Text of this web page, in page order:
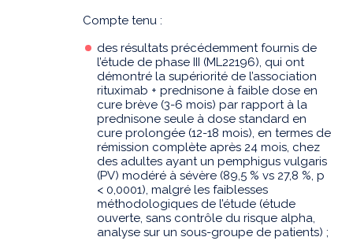
Compte tenu :
des résultats précédemment fournis de
l’étude de phase III (ML22196), qui ont
démontré la supériorité de l’association
rituximab + prednisone à faible dose en
cure brève (3-6 mois) par rapport à la
prednisone seule à dose standard en
cure prolongée (12-18 mois), en termes de
rémission complète après 24 mois, chez
des adultes ayant un pemphigus vulgaris
(PV) modéré à sévère (89,5 % vs 27,8 %, p
< 0,0001), malgré les faiblesses
méthodologiques de l’étude (étude
ouverte, sans contrôle du risque alpha,
analyse sur un sous-groupe de patients) ;